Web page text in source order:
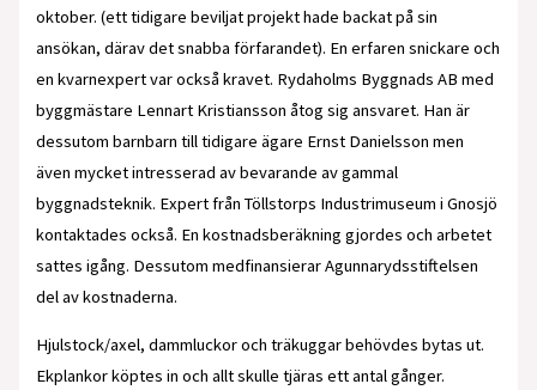
oktober. (ett tidigare beviljat projekt hade backat på sin
ansökan, därav det snabba förfarandet). En erfaren snickare och
en kvarnexpert var också kravet. Rydaholms Byggnads AB med
byggmästare Lennart Kristiansson åtog sig ansvaret. Han är
dessutom barnbarn till tidigare ägare Ernst Danielsson men
även mycket intresserad av bevarande av gammal
byggnadsteknik. Expert från Töllstorps Industrimuseum i Gnosjö
kontaktades också. En kostnadsberäkning gjordes och arbetet
sattes igång. Dessutom medfinansierar Agunnarydsstiftelsen
del av kostnaderna.
Hjulstock/axel, dammluckor och träkuggar behövdes bytas ut.
Ekplankor köptes in och allt skulle tjäras ett antal gånger.